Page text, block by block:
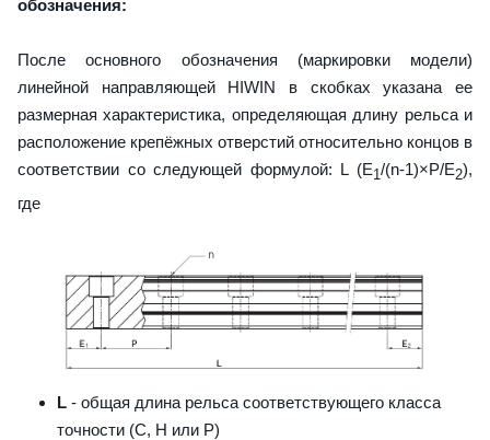
обозначения:
После основного обозначения (маркировки модели)
линейной направляющей HIWIN в скобках указана ее
размерная характеристика, определяющая длину рельса и
расположение крепёжных отверстий относительно концов в
соответствии со следующей формулой: L (E1/(n-1)×P/E2),
где
L - общая длина рельса соответствующего класса
точности (С, H или Р)